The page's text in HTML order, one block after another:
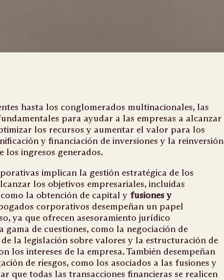
hasta los conglomerados multinacionales, las
para ayudar a las empresas a alcanzar
los recursos y aumentar el valor para los
y financiación de inversiones y la reinversión
los ingresos generados.
implican la gestión estratégica de los
los objetivos empresariales, incluidas
la obtención de capital y fusiones y
corporativos desempeñan un papel
ya que ofrecen asesoramiento jurídico
gama de cuestiones, como la negociación de
la legislación sobre valores y la estructuración de
los intereses de la empresa. También desempeñan
de riesgos, como los asociados a las fusiones y
que todas las transacciones financieras se realicen